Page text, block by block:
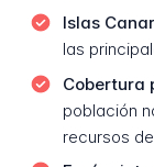
Islas
las
Cobertura
población
recursos